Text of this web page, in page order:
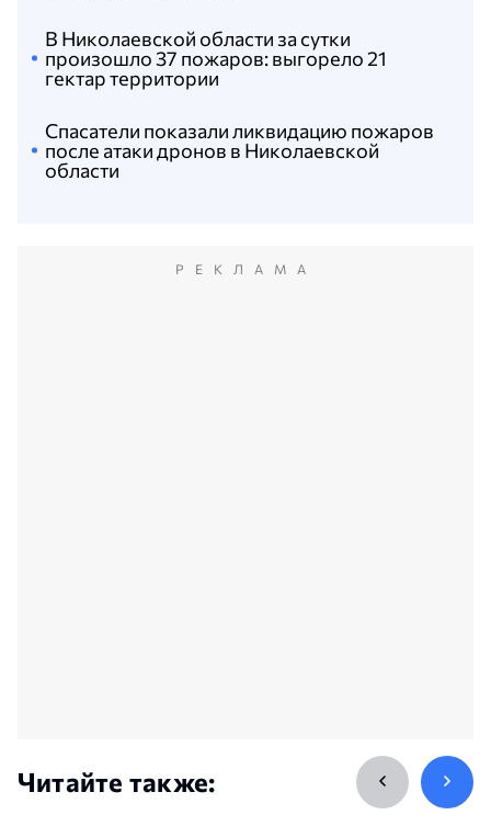
Спасатели показали ликвидацию пожаров
после атаки дронов в Николаевской
области
В Николаевской области за сутки
произошло 37 пожаров: выгорело 21
гектар территории
РЕКЛАМА
Читайте также: